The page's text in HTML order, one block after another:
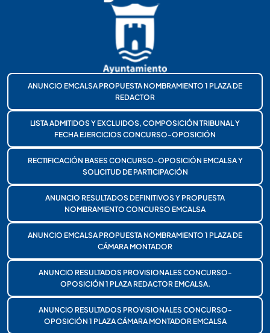
ANUNCIO EMCALSA PROPUESTA NOMBRAMIENTO 1 PLAZA DE
REDACTOR
LISTA ADMITIDOS Y EXCLUIDOS, COMPOSICIÓN TRIBUNAL Y
FECHA EJERCICIOS CONCURSO-OPOSICIÓN
RECTIFICACIÓN BASES CONCURSO-OPOSICIÓN EMCALSA Y
SOLICITUD DE PARTICIPACIÓN
ANUNCIO RESULTADOS DEFINITIVOS Y PROPUESTA
NOMBRAMIENTO CONCURSO EMCALSA
ANUNCIO EMCALSA PROPUESTA NOMBRAMIENTO 1 PLAZA DE
CÁMARA MONTADOR
ANUNCIO RESULTADOS PROVISIONALES CONCURSO-
OPOSICIÓN 1 PLAZA REDACTOR EMCALSA.
ANUNCIO RESULTADOS PROVISIONALES CONCURSO-
OPOSICIÓN 1 PLAZA CÁMARA MONTADOR EMCALSA